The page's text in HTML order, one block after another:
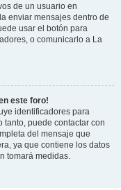
de un usuario en
enviar mensajes dentro de
usar el botón para
o comunicarlo a La
este foro!
identificadores para
tanto, puede contactar con
del mensaje que
ya que contiene los datos
tomará medidas.